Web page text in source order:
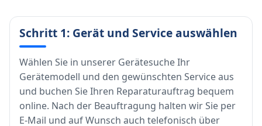
Schritt 1: Gerät und Service auswählen
Wählen Sie in unserer Gerätesuche Ihr
Gerätemodell und den gewünschten Service aus
und buchen Sie Ihren Reparaturauftrag bequem
online. Nach der Beauftragung halten wir Sie per
E-Mail und auf Wunsch auch telefonisch über